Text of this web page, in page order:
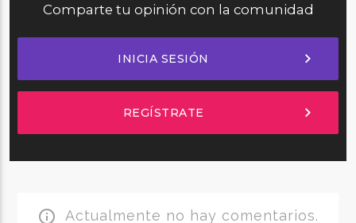
Comparte tu opinión con la comunidad
INICIA SESIÓN chevron_right
REGÍSTRATE chevron_right
info_outline Actualmente no hay comentarios.